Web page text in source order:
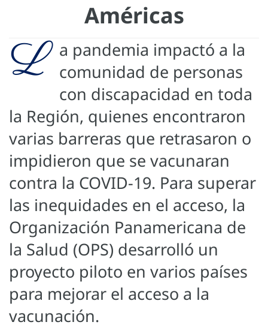
Américas
L a pandemia impactó a la
comunidad de personas
con discapacidad en toda
la Región, quienes encontraron
varias barreras que retrasaron o
impidieron que se vacunaran
contra la COVID-19. Para superar
las inequidades en el acceso, la
Organización Panamericana de
la Salud (OPS) desarrolló un
proyecto piloto en varios países
para mejorar el acceso a la
vacunación.